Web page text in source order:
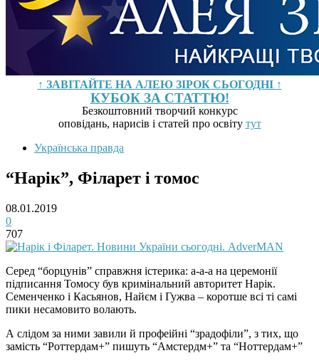
↑ ЗАВІТАЙТЕ НА АЛЕЮ ЗІРОК СЬОГОДНІ ↑
КУБОК ЗА СТАТТЮ!
Безкоштовний творчий конкурс
оповідань, нарисів і статей про освіту тут
Українська правда
“Нарік”, Філарет і томос
08.01.2019
0
707
Серед “борцунів” справжня істерика: а-а-а на церемонії
підписання Томосу був кримінальний авторитет Нарік.
Семенченко і Касьянов, Найєм і Гужва – коротше всі ті самі
пики несамовито волають.
А слідом за ними завили й профеійні “зрадофіли”, з тих, що
замість “Роттердам+” пишуть “Амстердм+” та “Ноттердам+”